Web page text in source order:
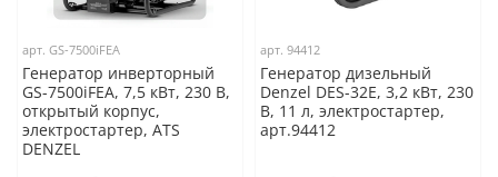
арт.GS-7500iFEA
Генератор инверторный
GS-7500iFEA, 7,5 кВт, 230 В,
открытый корпус,
электростартер, ATS
DENZEL
арт.94412
Генератор дизельный
Denzel DES-32E, 3,2 кВт, 230
В, 11 л, электростартер,
арт.94412